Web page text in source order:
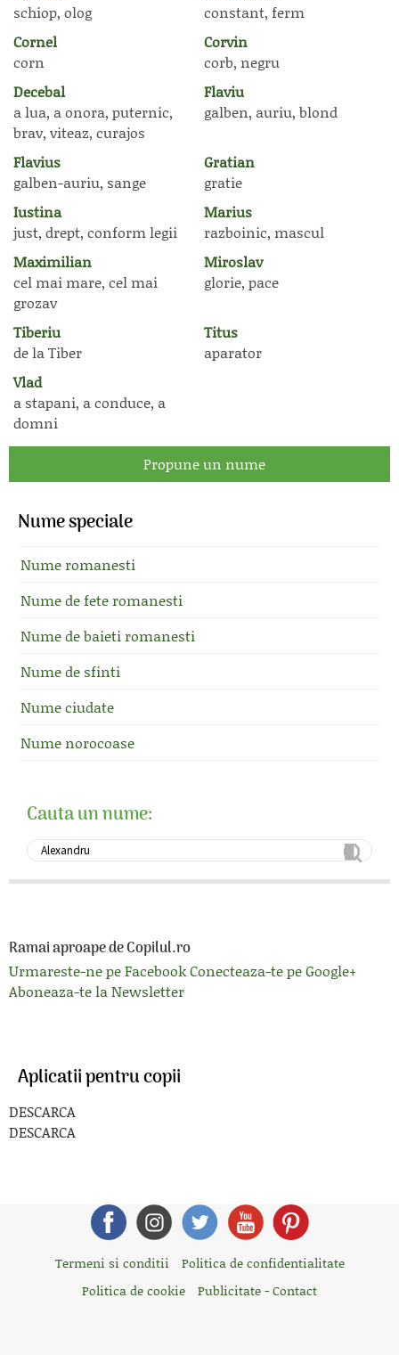
schiop, olog
constant, ferm
Cornel
corn
Corvin
corb, negru
Decebal
a lua, a onora, puternic,
brav, viteaz, curajos
Flaviu
galben, auriu, blond
Flavius
galben-auriu, sange
Gratian
gratie
Iustina
just, drept, conform legii
Marius
razboinic, mascul
Maximilian
cel mai mare, cel mai
grozav
Miroslav
glorie, pace
Tiberiu
de la Tiber
Titus
aparator
Vlad
a stapani, a conduce, a
domni
Propune un nume
Nume speciale
Nume romanesti
Nume de fete romanesti
Nume de baieti romanesti
Nume de sfinti
Nume ciudate
Nume norocoase
Cauta un nume:
Ramai aproape de Copilul.ro
Urmareste-ne pe FacebookConecteaza-te pe Google+
Aboneaza-te la Newsletter
Aplicatii pentru copii
DESCARCA
DESCARCA
Termeni si conditii
Politica de confidentialitate
Politica de cookie
Publicitate - Contact